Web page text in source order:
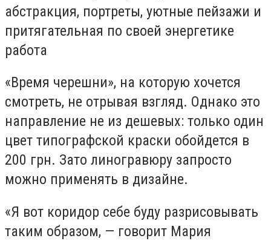
абстракция, портреты, уютные пейзажи и
притягательная по своей энергетике
работа
«Время черешни», на которую хочется
смотреть, не отрывая взгляд. Однако это
направление не из дешевых: только один
цвет типографской краски обойдется в
200 грн. Зато линогравюру запросто
можно применять в дизайне.
«Я вот коридор себе буду разрисовывать
таким образом, — говорит Мария